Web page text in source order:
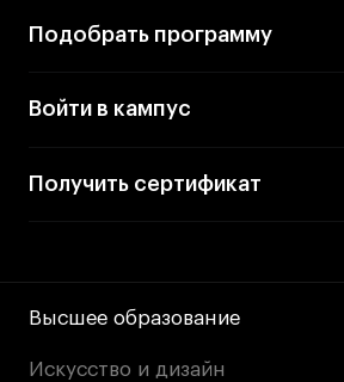
Fashion Summer
Войти в кампус
Получить сертификат
Подобрать программу
Войти в кампус
Получить сертификат
Высшее образование
Искусство и дизайн